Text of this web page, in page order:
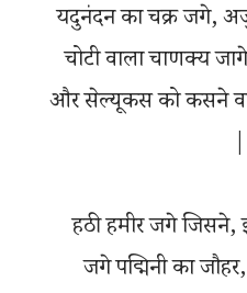
यदुनंदन का चक्र जगे,
चोटी वाला चाणक्य
और सेल्यूकस को कसने
हठी हमीर जगे
जगे पद्मिनी का